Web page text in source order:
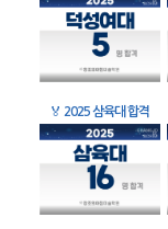
🏅 2025 삼육대 합격